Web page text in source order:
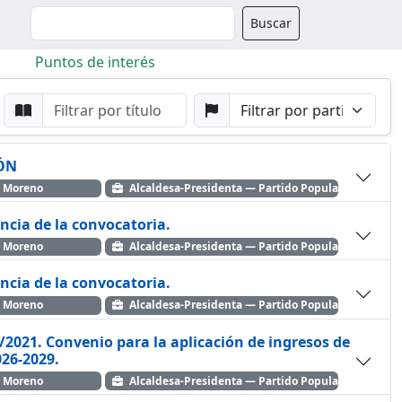
Buscador Buscar
Puntos de interés
Buscar por Punto
Buscar por Partido
Moreno Alcaldesa-Presidenta — Partido Popular
de la convocatoria.
Moreno Alcaldesa-Presidenta — Partido Popular
de la convocatoria.
Moreno Alcaldesa-Presidenta — Partido Popular
2021. Convenio para la aplicación de ingresos de
2026-2029.
Moreno Alcaldesa-Presidenta — Partido Popular